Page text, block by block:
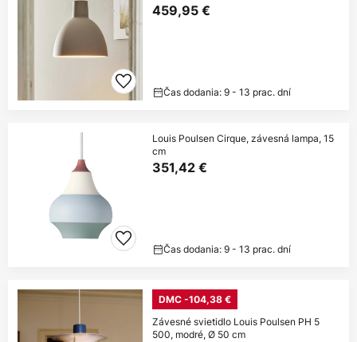
459,95 €
Čas dodania: 9 - 13 prac. dní
Louis Poulsen Cirque, závesná lampa, 15
cm
351,42 €
Čas dodania: 9 - 13 prac. dní
DMC -104,38 €
Závesné svietidlo Louis Poulsen PH 5
500, modré, Ø 50 cm